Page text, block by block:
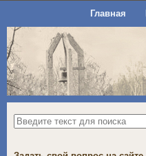
Главная